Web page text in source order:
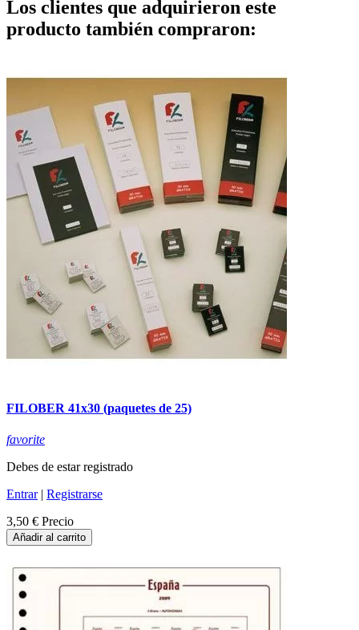
Los clientes que adquirieron este
producto también compraron:
FILOBER 41x30 (paquetes de 25)
favorite
Debes de estar registrado
Entrar| Registrarse
3,50 € Precio
Añadir al carrito